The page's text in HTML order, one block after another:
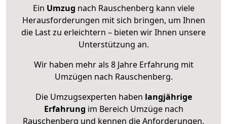
Ein Umzug nach Rauschenberg kann viele
Herausforderungen mit sich bringen, um Ihnen
die Last zu erleichtern – bieten wir Ihnen unsere
Unterstützung an.
Wir haben mehr als 8 Jahre Erfahrung mit
Umzügen nach Rauschenberg.
Die Umzugsexperten haben langjährige
Erfahrung im Bereich Umzüge nach
Rauschenberg und kennen die Anforderungen,